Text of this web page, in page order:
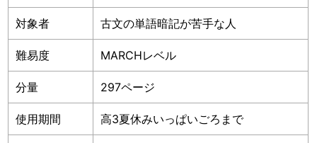
対象者 古文の単語暗記が苦手な人
難易度 MARCHレベル
分量 297ページ
使用期間 高3夏休みいっぱいごろまで